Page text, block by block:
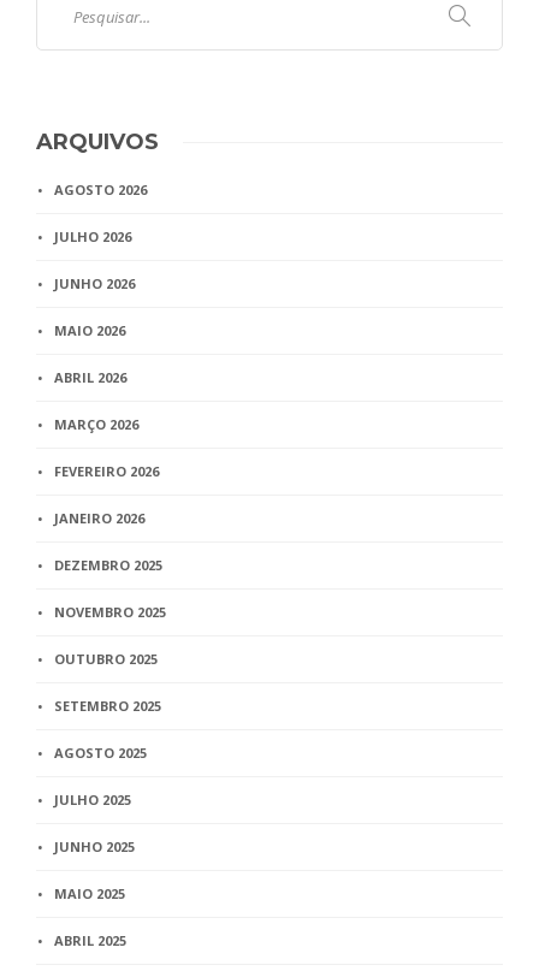
ARQUIVOS
AGOSTO 2026
JULHO 2026
JUNHO 2026
MAIO 2026
ABRIL 2026
MARÇO 2026
FEVEREIRO 2026
JANEIRO 2026
DEZEMBRO 2025
NOVEMBRO 2025
OUTUBRO 2025
SETEMBRO 2025
AGOSTO 2025
JULHO 2025
JUNHO 2025
MAIO 2025
ABRIL 2025